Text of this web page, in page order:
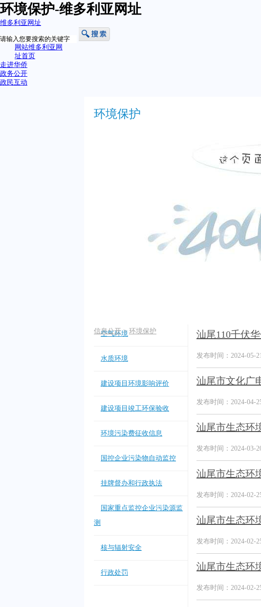
环境保护-维多利亚网址
维多利亚网址
网站维多利亚网
址首页
走进华侨
政务公开
政民互动
环境保护
信息公开> 环境保护
空气环境
水质环境
建设项目环境影响评价
建设项目竣工环保验收
环境污染费征收信息
国控企业污染物自动监控
挂牌督办和行政执法
国家重点监控企业污染源监
测
核与辐射安全
行政处罚
汕尾110千伏
发布时间：2024-05-
汕尾市文化广
发布时间：2024-04-
汕尾市生态环
发布时间：2024-03-
汕尾市生态环
发布时间：2024-02-
汕尾市生态环
发布时间：2024-02-
汕尾市生态环
发布时间：2024-02-